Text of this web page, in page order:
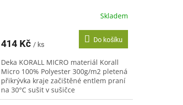
Skladem
414 Kč / ks
Do košíku
Deka KORALL MICRO materiál Korall
Micro 100% Polyester 300g/m2 pletená
přikrývka kraje začištěné entlem praní
na 30°C sušit v sušičce
nedoporučujeme žehlit